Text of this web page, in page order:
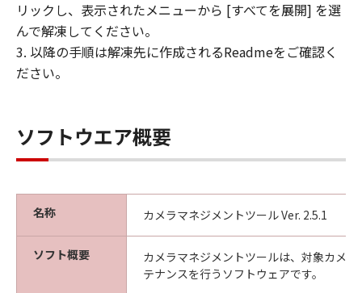
部または一部を修正、改変、リバース・エ
ンジニアリング、逆コンパイル、逆アセン
ブルまたは他のプログラミング言語へ変換
お客様は、「許諾ソフトウェア」を再使用
許諾、譲渡、販売、頒布、賃貸、リースも
翻訳することはできません。
保証の否認および免責
(1) 「許諾ソフトウェア」は、『現状のま
ま（AS-IS）』の状態で使用許諾されます。
リックし、表示されたメニューから [すべてを展開] を選
んで解凍してください。
3. 以降の手順は解凍先に作成されるReadmeをご確認く
ださい。
ソフトウエア概要
名称 カメラマネジメントツール Ver. 2.5.1
ソフト概要
カメラマネジメントツールは、対象カメ
テナンスを行うソフトウェアです。